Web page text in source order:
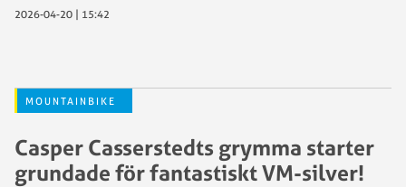
2026-04-20 | 15:42
MOUNTAINBIKE
Casper Casserstedts grymma starter
grundade för fantastiskt VM-silver!